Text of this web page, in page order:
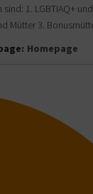
1. LGBTIAQ+
Mütter 3.
Homepage